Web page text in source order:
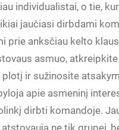
individualistai, o tie,
jaučiasi dirbdami
prie anksčiau kelto
asmuo,
ir sužinosite
apie asmeninį
dirbti komandoje.
ne tik grupei,